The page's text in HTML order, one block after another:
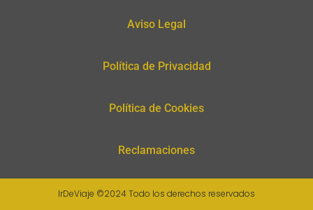
Aviso Legal
Política de Privacidad
Política de Cookies
Reclamaciones
IrDeViaje ©2024 Todo los derechos reservados